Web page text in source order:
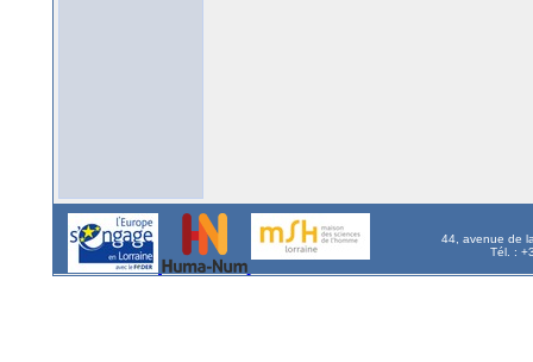
44, avenue de
Tél. :